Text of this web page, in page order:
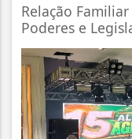
Relação
Poderes e